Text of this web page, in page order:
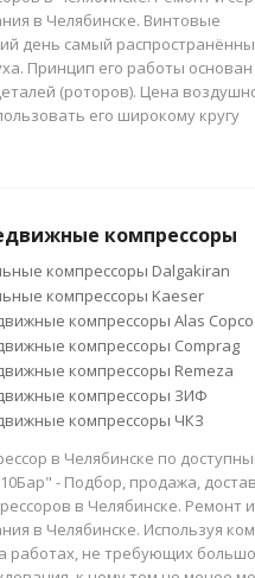
в Челябинске. Винтовые
день самый
Принцип его работы
(роторов). Цена
его широкому кругу
компрессоры
компрессоры Dalgakiran
компрессоры Kaeser
компрессоры Alas Copco
компрессоры Comprag
компрессоры Remeza
компрессоры ЗИФ
компрессоры ЧКЗ
в Челябинске по
- Подбор, продажа,
в Челябинске. Ремонт
в Челябинске. Используя
работах, не требующих